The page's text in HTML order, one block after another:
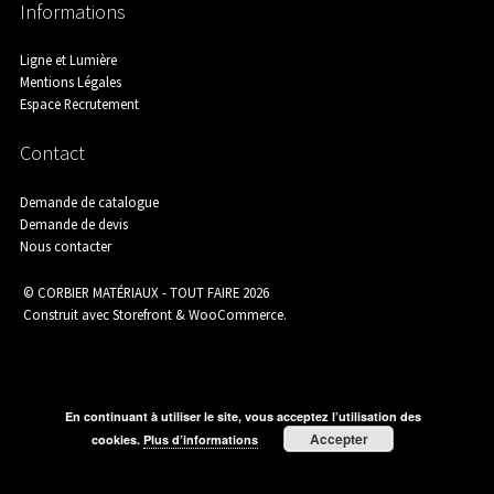
Agence de Saint-Martin-de-Valgalgues
Assainissement
Informations
Ligne et Lumière
Mentions Légales
Espace Recrutement
Contact
Demande de catalogue
Demande de devis
Nous contacter
© CORBIER MATÉRIAUX - TOUT FAIRE 2026
Construit avec Storefront & WooCommerce.
En continuant à utiliser le site, vous acceptez l’utilisation des
cookies.Plus d’informations Accepter